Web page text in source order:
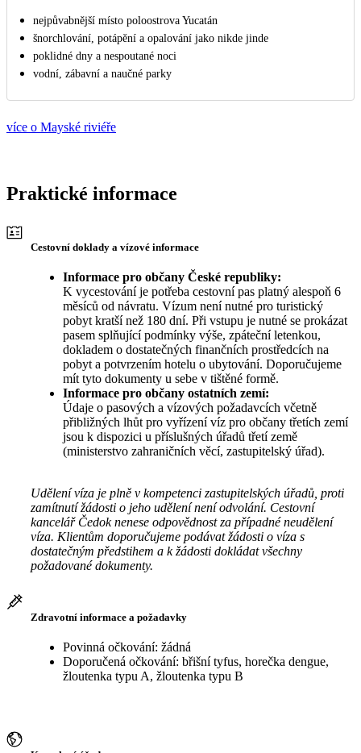
nejpůvabnější místo poloostrova Yucatán
šnorchlování, potápění a opalování jako nikde jinde
poklidné dny a nespoutané noci
vodní, zábavní a naučné parky
více o Mayské riviéře
Praktické informace
Cestovní doklady a vízové informace
Informace pro občany České republiky:
K vycestování je potřeba cestovní pas platný alespoň 6
měsíců od návratu. Vízum není nutné pro turistický
pobyt kratší než 180 dní. Při vstupu je nutné se prokázat
pasem splňující podmínky výše, zpáteční letenkou,
dokladem o dostatečných finančních prostředcích na
pobyt a potvrzením hotelu o ubytování. Doporučujeme
mít tyto dokumenty u sebe v tištěné formě.
Informace pro občany ostatních zemí:
Údaje o pasových a vízových požadavcích včetně
přibližných lhůt pro vyřízení víz pro občany třetích zemí
jsou k dispozici u příslušných úřadů třetí země
(ministerstvo zahraničních věcí, zastupitelský úřad).
Udělení víza je plně v kompetenci zastupitelských úřadů, proti
zamítnutí žádosti o jeho udělení není odvolání. Cestovní
kancelář Čedok nenese odpovědnost za případné neudělení
víza. Klientům doporučujeme podávat žádosti o víza s
dostatečným předstihem a k žádosti dokládat všechny
požadované dokumenty.
Zdravotní informace a požadavky
Povinná očkování: žádná
Doporučená očkování: břišní tyfus, horečka dengue,
žloutenka typu A, žloutenka typu B